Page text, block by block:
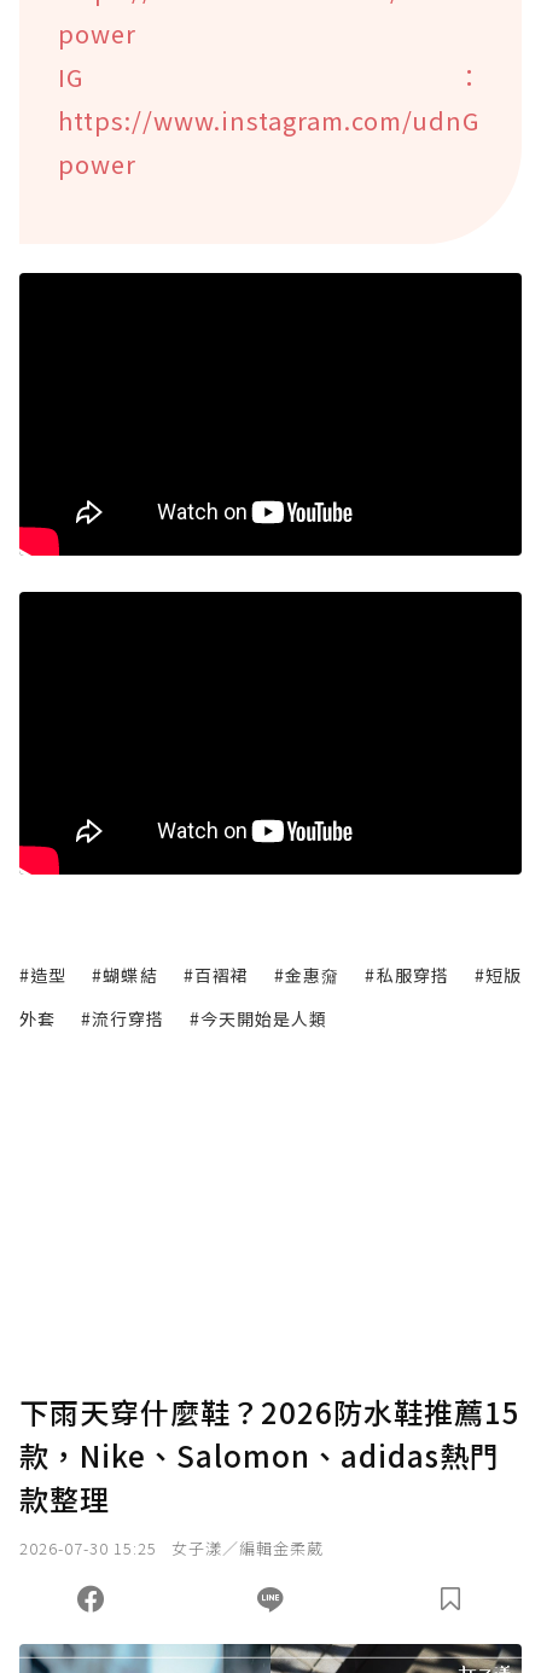
power
IG：
https://www.instagram.com/udnG
power
#造型 #蝴蝶結 #百褶裙 #金惠奫 #私服穿搭
#短版
外套
#流行穿搭 #今天開始是人類
下雨天穿什麼鞋？2026防水鞋推薦15
款，Nike、Salomon、adidas熱門
款整理
2026-07-30 15:25 女子漾／編輯金柔葳